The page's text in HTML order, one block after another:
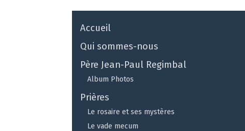
Accueil
Qui sommes-nous
Père Jean-Paul Regimbal
Album Photos
Prières
Le rosaire et ses mystères
Le vade mecum